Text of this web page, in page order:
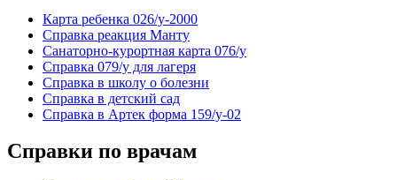
Карта ребенка 026/у-2000
Справка реакция Манту
Санаторно-курортная карта 076/у
Справка 079/у для лагеря
Справка в школу о болезни
Справка в детский сад
Справка в Артек форма 159/у-02
Справки по врачам